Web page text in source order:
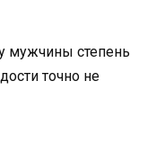
мужчины степень
точно не